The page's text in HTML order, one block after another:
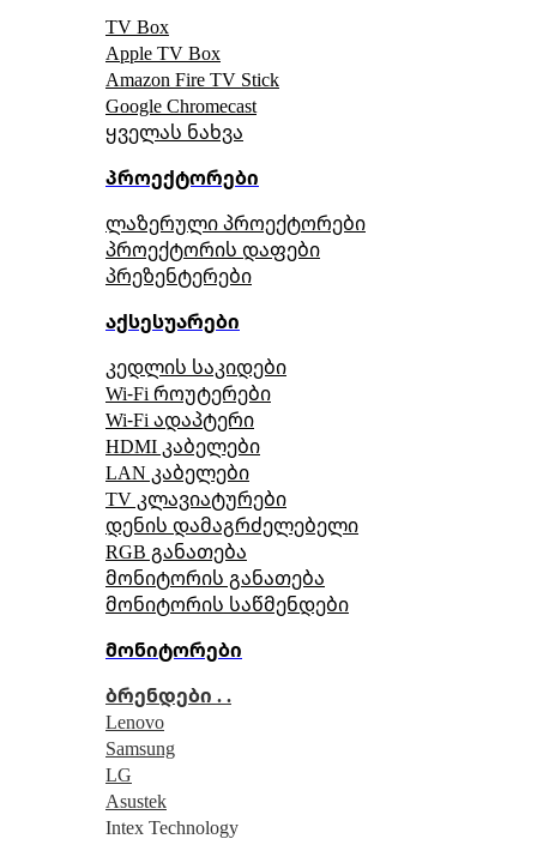
TV Box
Apple TV Box
Amazon Fire TV Stick
Google Chromecast
ყველას ნახვა
პროექტორები
ლაზერული პროექტორები
პროექტორის დაფები
პრეზენტერები
აქსესუარები
კედლის საკიდები
Wi-Fi როუტერები
Wi-Fi ადაპტერი
HDMI კაბელები
LAN კაბელები
TV კლავიატურები
დენის დამაგრძელებელი
RGB განათება
მონიტორის განათება
მონიტორის საწმენდები
მონიტორები
ბრენდები . .
Lenovo
Samsung
LG
Asustek
Intex Technology